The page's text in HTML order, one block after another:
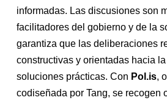
informadas. Las discusiones son
facilitadores del gobierno y de la
garantiza que las deliberaciones
constructivas y orientadas hacia
soluciones prácticas. Con Pol.is,
codiseñada por Tang, se recogen